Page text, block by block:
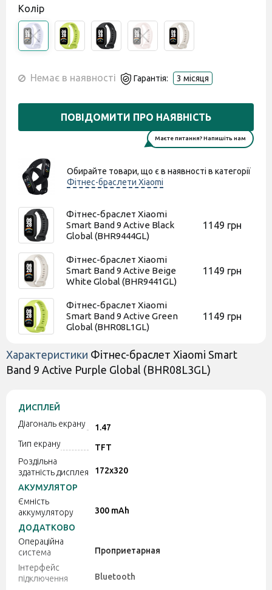
Колір
Немає в наявності Гарантія: 3 місяця
ПОВІДОМИТИ ПРО НАЯВНІСТЬ
Маєте питання? Напишіть нам
Обирайте товари, що є в наявності в категорії
Фітнес-браслети Xiaomi
Фітнес-браслет Xiaomi
Smart Band 9 Active Black
Global (BHR9444GL)
1149 грн
Фітнес-браслет Xiaomi
Smart Band 9 Active Beige
White Global (BHR9441GL)
1149 грн
Фітнес-браслет Xiaomi
Smart Band 9 Active Green
Global (BHR08L1GL)
1149 грн
Характеристики Фітнес-браслет Xiaomi Smart
Band 9 Active Purple Global (BHR08L3GL)
ДИСПЛЕЙ
Діагональ екрану
1.47
Тип екрану
TFT
Роздільна
здатність дисплея
172x320
АКУМУЛЯТОР
Ємність
аккумулятору
300 mAh
ДОДАТКОВО
Операційна
система
Проприетарная
Інтерфейс
підключення
Bluetooth